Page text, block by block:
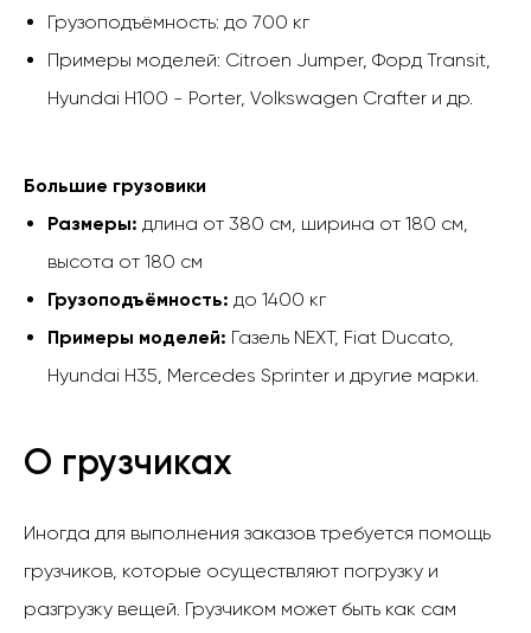
Грузоподъёмность: до 700 кг
Примеры моделей: Citroen Jumper, Форд Transit,
Hyundai H100 - Porter, Volkswagen Crafter и др.
Большие грузовики
Размеры: длина от 380 см, ширина от 180 см,
высота от 180 см
Грузоподъёмность: до 1400 кг
Примеры моделей: Газель NEXT, Fiat Ducato,
Hyundai H35, Mercedes Sprinter и другие марки.
О грузчиках
Иногда для выполнения заказов требуется помощь
грузчиков, которые осуществляют погрузку и
разгрузку вещей. Грузчиком может быть как сам